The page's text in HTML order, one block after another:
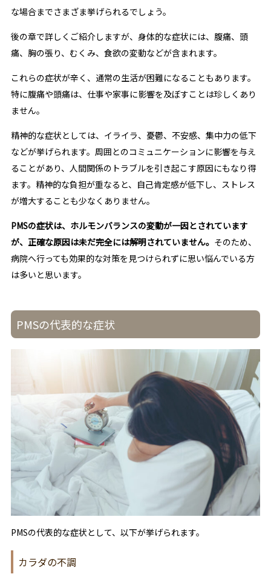
な場合までさまざま挙げられるでしょう。
後の章で詳しくご紹介しますが、身体的な症状には、腹痛、頭
痛、胸の張り、むくみ、食欲の変動などが含まれます。
これらの症状が辛く、通常の生活が困難になることもあります。
特に腹痛や頭痛は、仕事や家事に影響を及ぼすことは珍しくあり
ません。
精神的な症状としては、イライラ、憂鬱、不安感、集中力の低下
などが挙げられます。周囲とのコミュニケーションに影響を与え
ることがあり、人間関係のトラブルを引き起こす原因にもなり得
ます。精神的な負担が重なると、自己肯定感が低下し、ストレス
が増大することも少なくありません。
PMSの症状は、ホルモンバランスの変動が一因とされています
が、正確な原因は未だ完全には解明されていません。 そのため、
病院へ行っても効果的な対策を見つけられずに思い悩んでいる方
は多いと思います。
PMSの代表的な症状
PMSの代表的な症状として、以下が挙げられます。
カラダの不調